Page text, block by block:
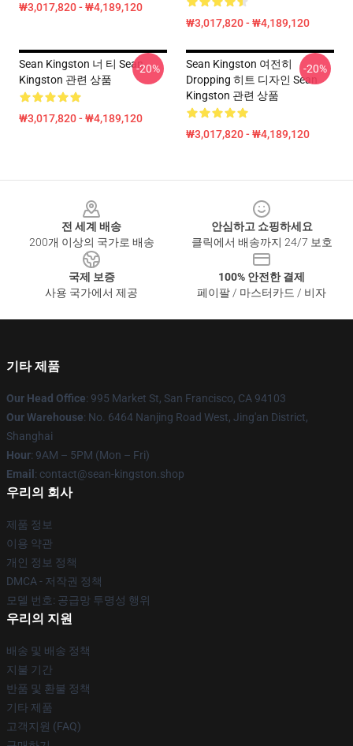
₩3,017,820 - ₩4,189,120
₩3,017,820 - ₩4,189,120
Sean Kingston 너 티 Sean
Kingston 관련 상품
₩3,017,820 - ₩4,189,120
-20%
Sean Kingston 여전히
Dropping 히트 디자인 Sean
Kingston 관련 상품
₩3,017,820 - ₩4,189,120
-20%
전 세계 배송
200개 이상의 국가로 배송
안심하고 쇼핑하세요
클릭에서 배송까지 24/7 보호
국제 보증
사용 국가에서 제공
100% 안전한 결제
페이팔 / 마스터카드 / 비자
기타 제품
Our Head Office: 995 Market St, San Francisco, CA 94103
Our Warehouse: No. 6464 Nanjing Road West, Jing'an District,
Shanghai
Hour: 9AM – 5PM (Mon – Fri)
Email : contact@sean-kingston.shop
우리의 회사
제품 정보
이용 약관
개인 정보 정책
DMCA - 저작권 정책
모델 번호: 공급망 투명성 행위
우리의 지원
배송 및 배송 정책
지불 기간
반품 및 환불 정책
기타 제품
고객지원 (FAQ)